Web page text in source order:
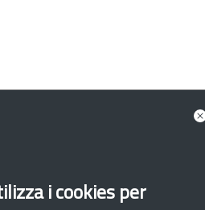
i cookies per